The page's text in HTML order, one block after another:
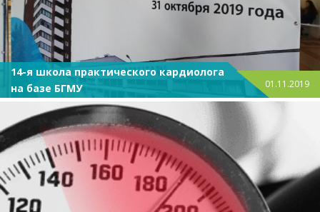
14-я школа практического кардиолога
на базе БГМУ
01.11.2019